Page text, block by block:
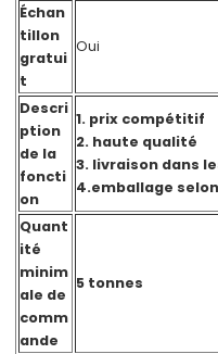
Échan
tillon
gratui
t
Oui
Descri
ption
de la
foncti
on
1. prix compétitif
2. haute qualité
3. livraison dans
4.emballage
Quant
ité
minim
ale de
comm
ande
5 tonnes